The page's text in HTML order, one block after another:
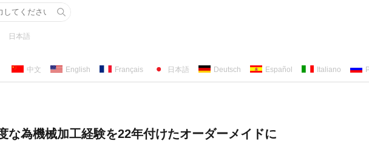
日本語
中文 English Français 日本語 Deutsch Español Italiano
な為機械加工経験を22年付けたオーダーメイドに